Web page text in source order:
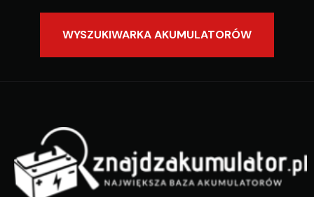
WYSZUKIWARKA AKUMULATORÓW